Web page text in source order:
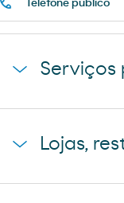
Telefone público
Serviços
Chuveiros
Lojas,